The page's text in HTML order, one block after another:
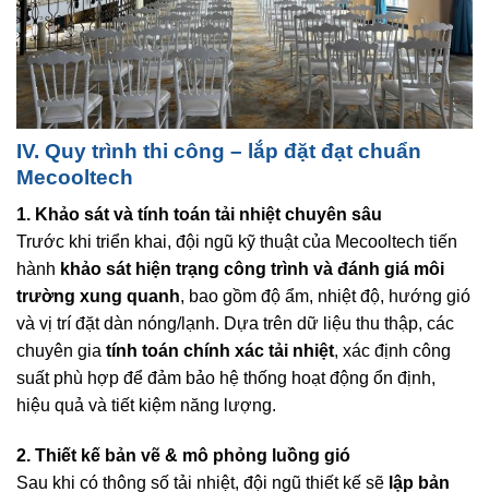
IV. Quy trình thi công – lắp đặt đạt chuẩn
Mecooltech
1. Khảo sát và tính toán tải nhiệt chuyên sâu
Trước khi triển khai, đội ngũ kỹ thuật của Mecooltech tiến
hành khảo sát hiện trạng công trình và đánh giá môi
trường xung quanh, bao gồm độ ẩm, nhiệt độ, hướng gió
và vị trí đặt dàn nóng/lạnh. Dựa trên dữ liệu thu thập, các
chuyên gia tính toán chính xác tải nhiệt, xác định công
suất phù hợp để đảm bảo hệ thống hoạt động ổn định,
hiệu quả và tiết kiệm năng lượng.
2. Thiết kế bản vẽ & mô phỏng luồng gió
Sau khi có thông số tải nhiệt, đội ngũ thiết kế sẽ lập bản